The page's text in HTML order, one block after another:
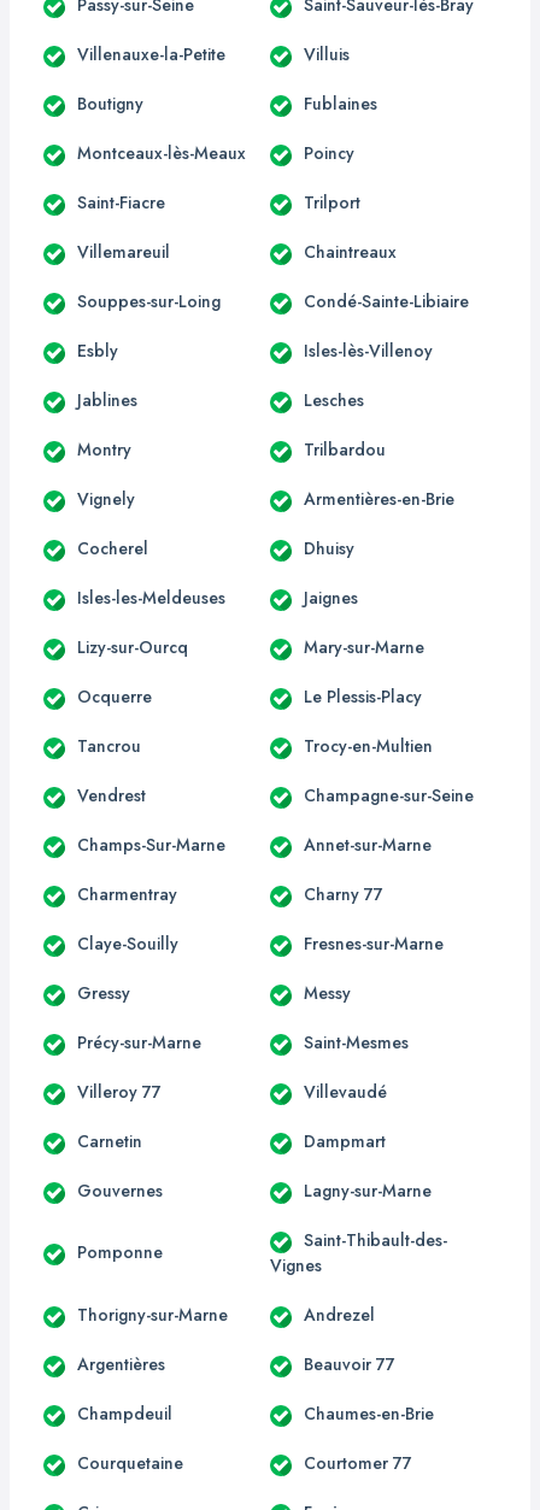
Villenauxe-la-Petite Villuis
Boutigny Fublaines
Montceaux-lès-Meaux Poincy
Saint-Fiacre Trilport
Villemareuil Chaintreaux
Souppes-sur-Loing Condé-Sainte-Libiaire
Esbly Isles-lès-Villenoy
Jablines Lesches
Montry Trilbardou
Vignely Armentières-en-Brie
Cocherel Dhuisy
Isles-les-Meldeuses Jaignes
Lizy-sur-Ourcq Mary-sur-Marne
Ocquerre Le Plessis-Placy
Tancrou Trocy-en-Multien
Vendrest Champagne-sur-Seine
Champs-Sur-Marne Annet-sur-Marne
Charmentray Charny 77
Claye-Souilly Fresnes-sur-Marne
Gressy Messy
Précy-sur-Marne Saint-Mesmes
Villeroy 77 Villevaudé
Carnetin Dampmart
Gouvernes Lagny-sur-Marne
Pomponne
Saint-Thibault-des-
Vignes
Thorigny-sur-Marne Andrezel
Argentières Beauvoir 77
Champdeuil Chaumes-en-Brie
Courquetaine Courtomer 77